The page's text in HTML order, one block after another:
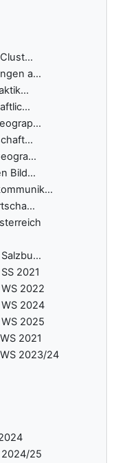
a...
Bild...
2021
2022
2024
2025
2021
2023/24
2024/25